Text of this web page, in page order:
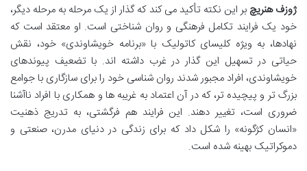
ژوزف هنریچ بر این نکته تأکید می کند که گذار از یک مرحله به مرحله دیگر،
خود یک فرایند تکامل فرهنگی و روان شناختی است. او معتقد است که
نهادها، به ویژه کلیسای کاتولیک با «برنامه خویشاوندی» خود، نقش
حیاتی در تسهیل این گذار در غرب داشته اند. با تضعیف پیوندهای
خویشاوندی، افراد مجبور شدند روان شناسی خود را برای سازگاری با جوامع
بزرگ تر و پیچیده تر، که در آن اعتماد به غریبه ها و همکاری با افراد ناآشنا
ضروری است، تغییر دهند. این فرایند هم فرگشتی، به تدریج ذهنیت
«انسان کژگونه» را شکل داد که برای زندگی در دنیای مدرن، صنعتی و
دموکراتیک بهینه شده است.